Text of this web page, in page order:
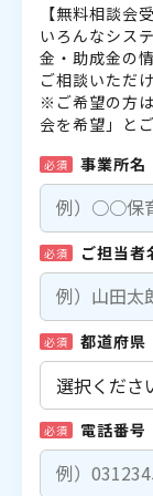
【無料相談会
いろんなシス
金・助成金の
ご相談いただけ
※ご希望の方
会を希望」と
必須 事業所名
必須 ご担当者
必須 都道府県
必須 電話番号